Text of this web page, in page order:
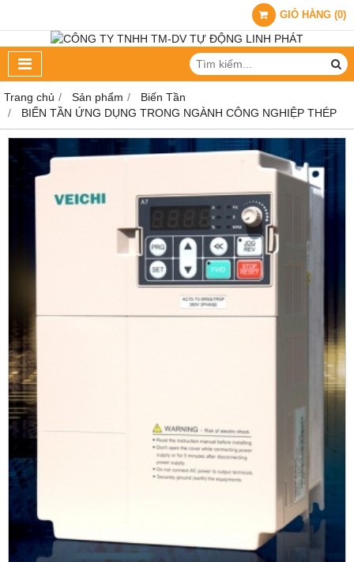
GIỎ HÀNG (0)
Trang chủ Sản phẩm
Biến Tần
BIẾN TẦN ỨNG DỤNG TRONG NGÀNH CÔNG NGHIỆP THÉP